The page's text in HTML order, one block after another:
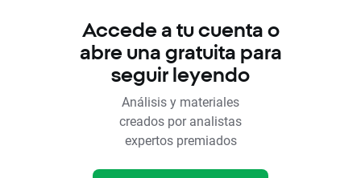
Accede a tu cuenta o
abre una gratuita para
seguir leyendo
Análisis y materiales
creados por analistas
expertos premiados